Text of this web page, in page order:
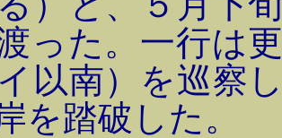
った。一行は
以南）を巡察
を踏破した。